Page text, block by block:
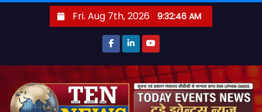
Fri. Aug 7th, 2026 9:32:47 AM